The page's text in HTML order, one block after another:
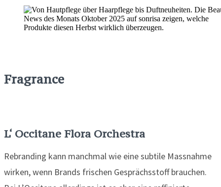
Fragrance
L‘ Occitane Flora Orchestra
Rebranding kann manchmal wie eine subtile Massnahme
wirken, wenn Brands frischen Gesprächsstoff brauchen.